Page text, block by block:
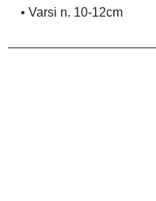
• Varsi n. 10-12cm